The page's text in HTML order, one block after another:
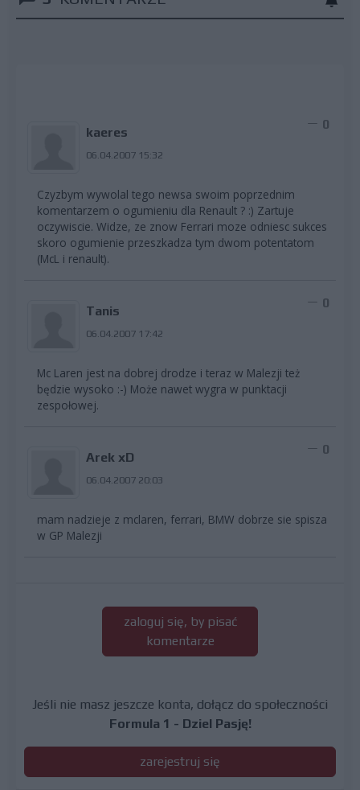
kaeres
06.04.2007 15:32
0
Czyzbym wywolal tego newsa swoim poprzednim
komentarzem o ogumieniu dla Renault ? :) Zartuje
oczywiscie. Widze, ze znow Ferrari moze odniesc sukces
skoro ogumienie przeszkadza tym dwom potentatom
(McL i renault).
Tanis
06.04.2007 17:42
0
Mc Laren jest na dobrej drodze i teraz w Malezji też
będzie wysoko :-) Może nawet wygra w punktacji
zespołowej.
Arek xD
06.04.2007 20:03
0
mam nadzieje z mclaren, ferrari, BMW dobrze sie spisza
w GP Malezji
zaloguj się, by pisać
komentarze
Jeśli nie masz jeszcze konta, dołącz do społeczności
Formula 1 - Dziel Pasję!
zarejestruj się